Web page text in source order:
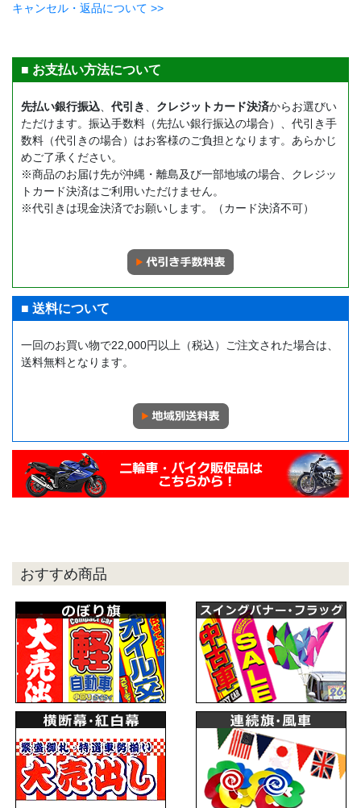
キャンセル・返品について >>
■ お支払い方法について
先払い銀行振込 代引き クレジットカード決済からお選びい
ただけます。振込手数料（先払い銀行振込の場合）、代引き手
数料（代引きの場合）はお客様のご負担となります。あらかじ
めご了承ください。
※商品のお届け先が沖縄・離島及び一部地域の場合、クレジッ
トカード決済はご利用いただけません。
※代引きは現金決済でお願いします。（カード決済不可）
■ 送料について
一回のお買い物で22,000円以上（税込）ご注文された場合は、
送料無料となります。
おすすめ商品